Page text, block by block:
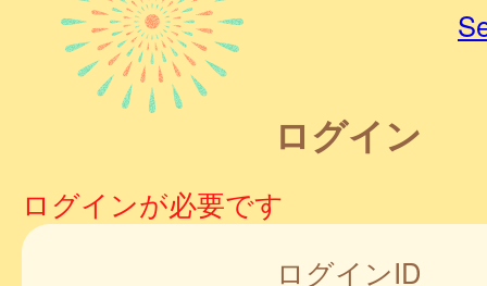
ログイン
ログインが必要です
ログインID